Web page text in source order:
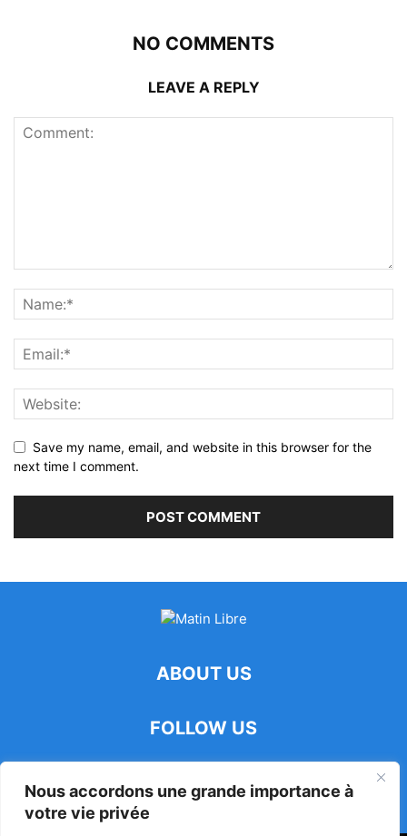
Nous accordons une grande importance à
votre vie privée
NO COMMENTS
LEAVE A REPLY
Save my name, email, and website in this browser for the
next time I comment.
ABOUT US
FOLLOW US